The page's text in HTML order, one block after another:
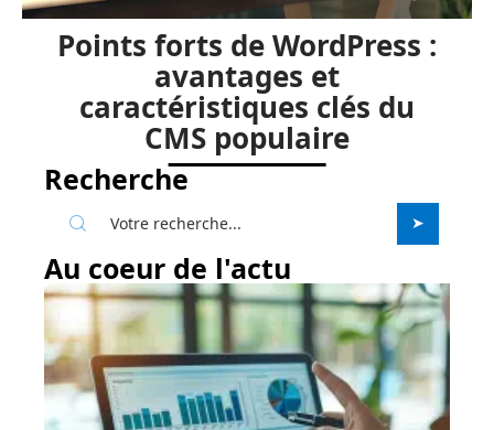
Points forts de WordPress :
avantages et
caractéristiques clés du
CMS populaire
Recherche
Au coeur de l'actu